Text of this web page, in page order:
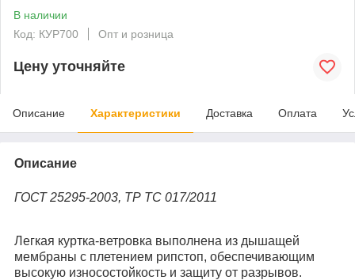
В наличии
Код: КУР700
Опт и розница
Цену уточняйте
Описание Характеристики Доставка Оплата
Описание
ГОСТ 25295-2003, ТР ТС 017/2011
Легкая куртка-ветровка выполнена из дышащей
мембраны с плетением рипстоп, обеспечивающим
высокую износостойкость и защиту от разрывов.